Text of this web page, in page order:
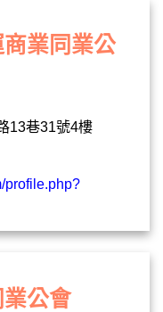
業同業公
13巷31號4樓
profile.php?
公會